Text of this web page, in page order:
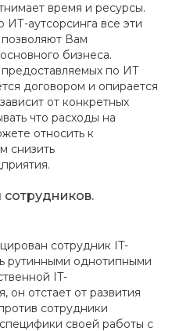
время и ресурсы.
аутсорсинга все эти
Вам
бизнеса.
по ИТ
договором и опирается
от конкретных
что расходы на
относить к
снизить
сотрудник IT-
рутинными однотипными
IT-
он отстает от развития
сотрудники
своей работы с